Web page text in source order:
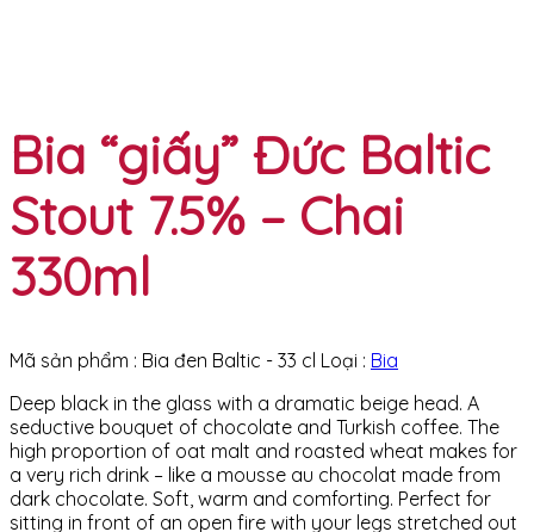
Bia “giấy” Đức Baltic
Stout 7.5% – Chai
330ml
Mã sản phẩm : Bia đen Baltic - 33 cl Loại : Bia
Deep black in the glass with a dramatic beige head. A
seductive bouquet of chocolate and Turkish coffee. The
high proportion of oat malt and roasted wheat makes for
a very rich drink – like a mousse au chocolat made from
dark chocolate. Soft, warm and comforting. Perfect for
sitting in front of an open fire with your legs stretched out